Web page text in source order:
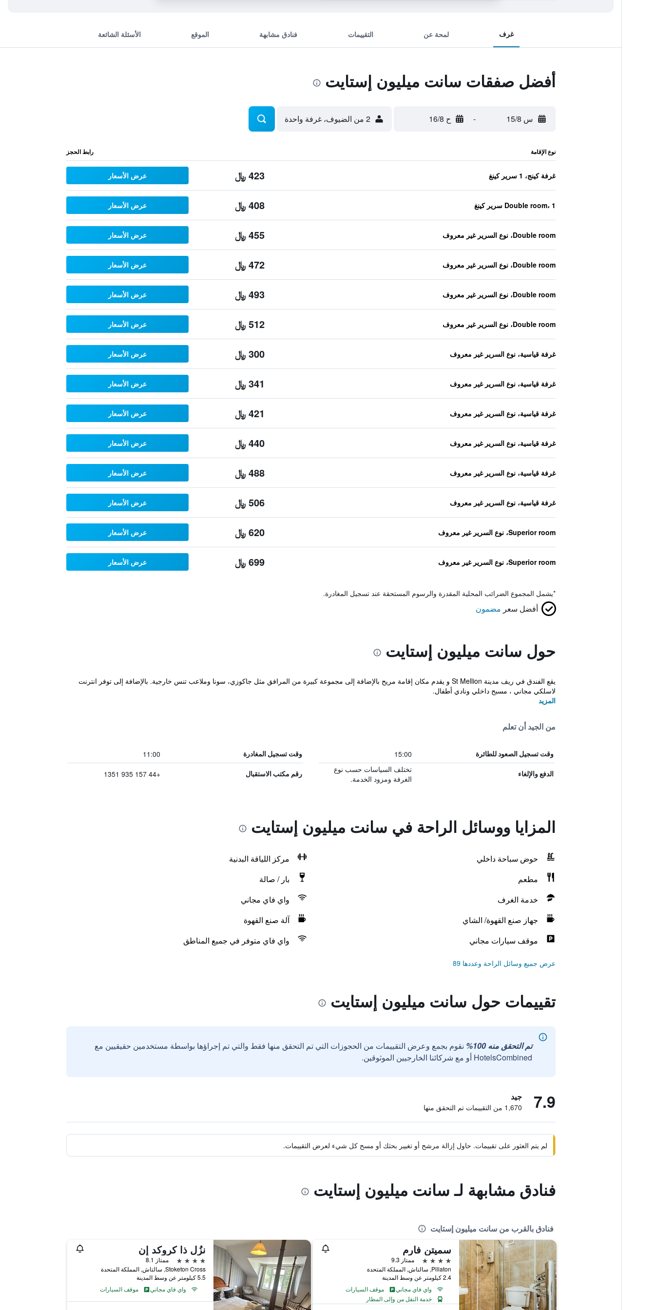
غرف لمحة عن التقييمات فنادق مشابهة الموقع الأسئلة الشائعة
أفضل صفقات سانت ميليون إستايت
س 15/8 - ح 16/8 2 من الضيوف، غرفة واحدة
نوع الإقامة رابط الحجز
غرفة كينج، 1 سرير كينغ 423 ﷼ عرض الأسعار
Double room، 1 سرير كينغ 408 ﷼ عرض الأسعار
Double room، نوع السرير غير معروف 455 ﷼ عرض الأسعار
Double room، نوع السرير غير معروف 472 ﷼ عرض الأسعار
Double room، نوع السرير غير معروف 493 ﷼ عرض الأسعار
Double room، نوع السرير غير معروف 512 ﷼ عرض الأسعار
غرفة قياسية، نوع السرير غير معروف 300 ﷼ عرض الأسعار
غرفة قياسية، نوع السرير غير معروف 341 ﷼ عرض الأسعار
غرفة قياسية، نوع السرير غير معروف 421 ﷼ عرض الأسعار
غرفة قياسية، نوع السرير غير معروف 440 ﷼ عرض الأسعار
غرفة قياسية، نوع السرير غير معروف 488 ﷼ عرض الأسعار
غرفة قياسية، نوع السرير غير معروف 506 ﷼ عرض الأسعار
Superior room، نوع السرير غير معروف 620 ﷼ عرض الأسعار
Superior room، نوع السرير غير معروف 699 ﷼ عرض الأسعار
*يشمل المجموع الضرائب المحلية المقدرة والرسوم المستحقة عند تسجيل المغادرة.
أفضل سعر مضمون
حول سانت ميليون إستايت
يقع الفندق في ريف مدينة St Mellion و يقدم مكان إقامة مريح بالإضافة إلى مجموعة كبيرة من المرافق مثل جاكوزي، سونا وملاعب تنس خارجية. بالإضافة إلى توفر انترنت
لاسلكي مجاني ، مسبح داخلي ونادي أطفال.
المزيد
من الجيد أن تعلم
وقت تسجيل الصعود للطائرة 15:00 وقت تسجيل المغادرة 11:00
الدفع والإلغاء
تختلف السياسات حسب نوع
الغرفة ومزود الخدمة.
رقم مكتب الاستقبال +44 157 935 1351
المزايا ووسائل الراحة في سانت ميليون إستايت
حوض سباحة داخلي
مركز اللياقة البدنية
مطعم
بار / صالة
خدمة الغرف
واي فاي مجاني
جهاز صنع القهوة/ الشاي
آلة صنع القهوة
موقف سيارات مجاني
واي فاي متوفر في جميع المناطق
عرض جميع وسائل الراحة وعددها 89
تقييمات حول سانت ميليون إستايت
تم التحقق منه 100%
نقوم بجمع وعرض التقييمات من الحجوزات التي تم التحقق منها فقط والتي تم إجراؤها بواسطة مستخدمين حقيقيين مع
HotelsCombined أو مع شركائنا الخارجيين الموثوقين.
7.9 جيد
1,670 من التقييمات تم التحقق منها
لم يتم العثور على تقييمات. حاول إزالة مرشح أو تغيير بحثك أو مسح كل شيء لعرض التقييمات.
فنادق مشابهة لـ سانت ميليون إستايت
فنادق بالقرب من سانت ميليون إستايت
سميتن فارم
4 نجوم
ممتاز 9.3
Pillaton, سالتاش, المملكة المتحدة
2.4 كيلومتر عن وسط المدينة
واي فاي مجاني
موقف السيارات
خدمة النقل من وإلى المطار
نزُل ذا كروكد إن
4 نجوم
ممتاز 8.1
Stoketon Cross, سالتاش, المملكة المتحدة
5.5 كيلومتر عن وسط المدينة
واي فاي مجاني
موقف السيارات